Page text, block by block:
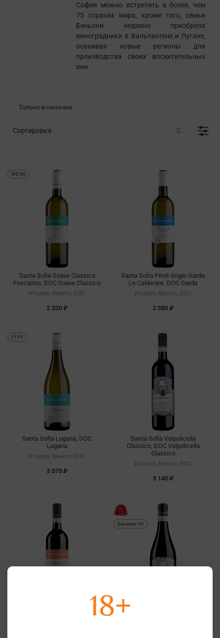
София можно встретить в более, чем
75 странах мира, кроме того, семья
Беньони недавно приобрела
виноградники в Вальпантене и Лугане,
осваивая новые регионы для
производства своих восхитительных
вин.
WE 86
Santa Sofia Soave Classico
Foscarino, DOC Soave Classico
Италия, Венето, DOC
2 320 ₽
Santa Sofia Pinot Grigio Garda
Le Calderare, DOC Garda
Италия, Венето, DOC
2 580 ₽
Ff 91
Santa Sofia Lugana, DOC
Lugana
Италия, Венето, DOC
3 575 ₽
Santa Sofia Valpolicella
Classico, DOC Valpolicella
Classico
Италия, Венето, DOC
3 140 ₽
Decanter 90
Santa Sofia Amarone della
Только в наличии
18+